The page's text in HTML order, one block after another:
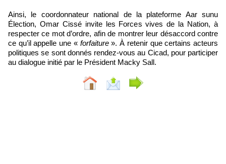
Ainsi, le coordonnateur national de la plateforme Aar sunu
Élection, Omar Cissé invite les Forces vives de la Nation, à
respecter ce mot d’ordre, afin de montrer leur désaccord contre
ce qu’il appelle une « forfaiture». À retenir que certains acteurs
politiques se sont donnés rendez-vous au Cicad, pour participer
au dialogue initié par le Président Macky Sall.